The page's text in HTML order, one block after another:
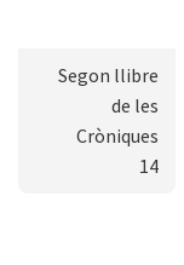
Segon llibre
de les
Cròniques
14